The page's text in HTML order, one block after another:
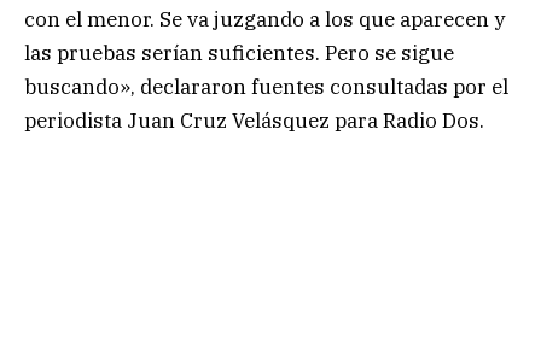
con el menor. Se va juzgando a los que aparecen y
las pruebas serían suficientes. Pero se sigue
buscando», declararon fuentes consultadas por el
periodista Juan Cruz Velásquez para Radio Dos.